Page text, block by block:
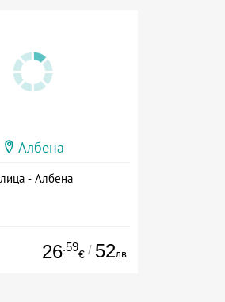
Албена
- Албена
26.59
€ / 52лв.